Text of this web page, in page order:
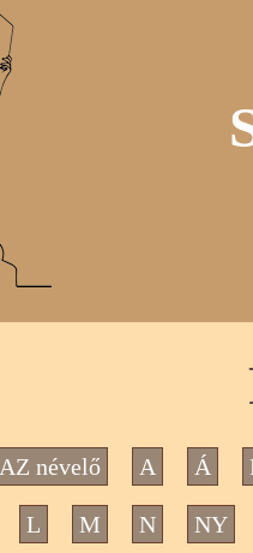
AZ névelő A Á
L M N NY